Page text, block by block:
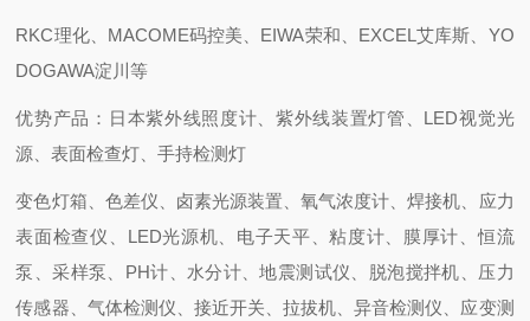
RKC理化、MACOME码控美、EIWA荣和、EXCEL艾库斯、YO
DOGAWA淀川等
优势产品：日本紫外线照度计、紫外线装置灯管、LED视觉光
源、表面检查灯、手持检测灯
变色灯箱、色差仪、卤素光源装置、氧气浓度计、焊接机、应力
表面检查仪、LED光源机、电子天平、粘度计、膜厚计、恒流
泵、采样泵、PH计、水分计、地震测试仪、脱泡搅拌机、压力
传感器、气体检测仪、接近开关、拉拔机、异音检测仪、应变测